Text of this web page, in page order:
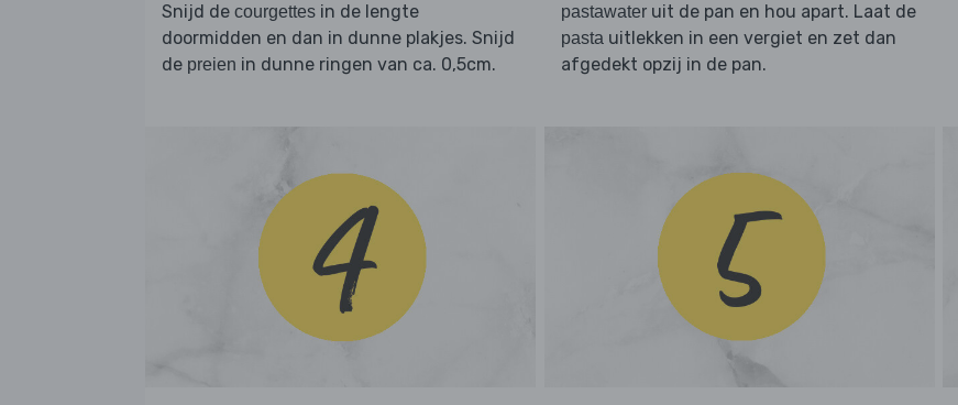
Snijd de courgettes in de lengte
doormidden en dan in dunne plakjes. Snijd
de preien in dunne ringen van ca. 0,5cm.
pastawateruit de pan en hou apart. Laat de
pastauitlekken in een vergiet en zet dan
afgedekt opzij in de pan.